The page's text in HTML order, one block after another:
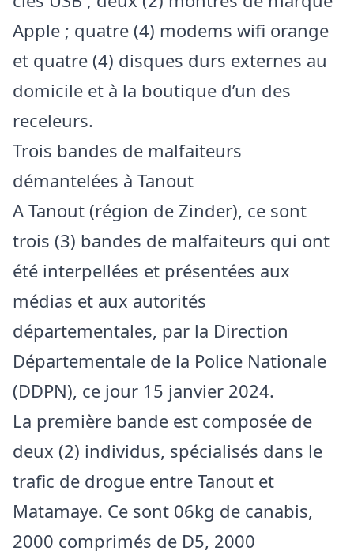
Apple ; quatre (4) modems wifi orange
et quatre (4) disques durs externes au
domicile et à la boutique d’un des
receleurs.
Trois bandes de malfaiteurs
démantelées à Tanout
A Tanout (région de Zinder), ce sont
trois (3) bandes de malfaiteurs qui ont
été interpellées et présentées aux
médias et aux autorités
départementales, par la Direction
Départementale de la Police Nationale
(DDPN), ce jour 15 janvier 2024.
La première bande est composée de
deux (2) individus, spécialisés dans le
trafic de drogue entre Tanout et
Matamaye. Ce sont 06kg de canabis,
2000 comprimés de D5, 2000